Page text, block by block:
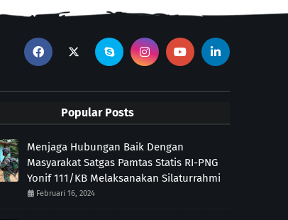
Popular Posts
Menjaga Hubungan Baik Dengan
Masyarakat Satgas Pamtas Statis RI-PNG
Yonif 111/KB Melaksanakan Silaturrahmi
Februari 16, 2024